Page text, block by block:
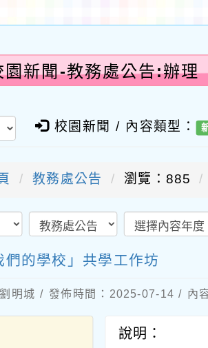
園新聞-教務處公告:辦理
校園新聞 / 內容類型：
教務處公告 瀏覽：885
們的學校」共學工作坊
明城 / 發佈時間：2025-07-14 / 內
說明：